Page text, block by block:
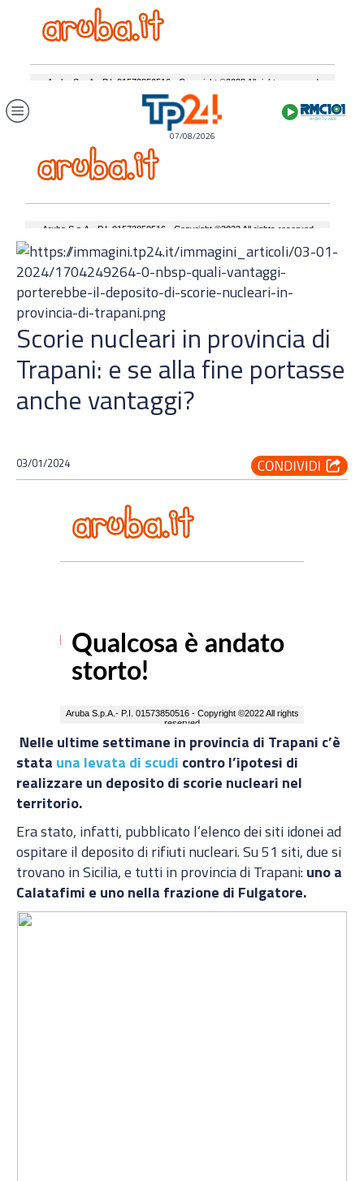
07/08/2026
Scorie nucleari in provincia di
Trapani: e se alla fine portasse
anche vantaggi?
03/01/2024
Nelle ultime settimane in provincia di Trapani c’è
stata una levata di scudi contro l’ipotesi di
realizzare un deposito di scorie nucleari nel
territorio.
Era stato, infatti, pubblicato l’elenco dei siti idonei ad
ospitare il deposito di rifiuti nucleari. Su 51 siti, due si
trovano in Sicilia, e tutti in provincia di Trapani:uno a
Calatafimi e uno nella frazione di Fulgatore.